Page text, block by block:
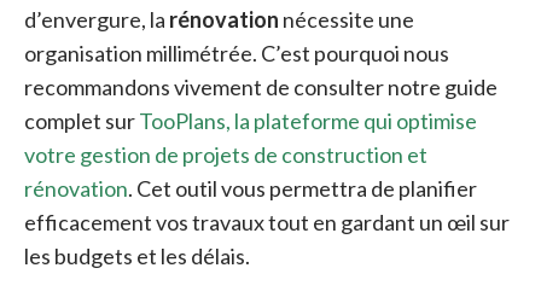
d’envergure, la rénovation nécessite une
organisation millimétrée. C’est pourquoi nous
recommandons vivement de consulter notre guide
complet surTooPlans, la plateforme qui optimise
votre gestion de projets de construction et
rénovation. Cet outil vous permettra de planifier
efficacement vos travaux tout en gardant un œil sur
les budgets et les délais.